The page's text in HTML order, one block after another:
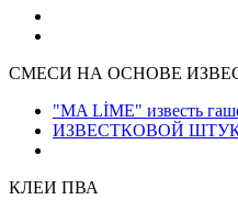
СМЕСИ НА ОСНОВЕ
"MA LİME" известь
ИЗВЕСТКОВОЙ
КЛЕИ ПВА